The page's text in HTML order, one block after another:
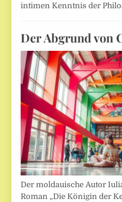
intimen Kenntnis der
Der Abgrund von
Der moldauische Autor
Roman „Die Königin der